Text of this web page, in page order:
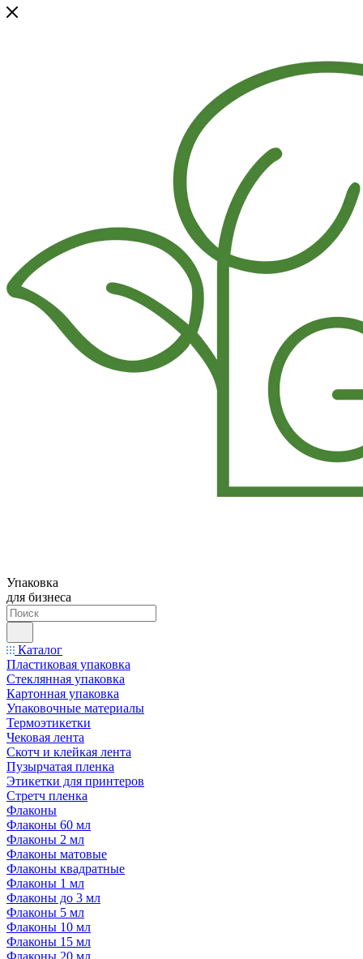
Упаковка
для бизнеса
Каталог
Пластиковая упаковка
Стеклянная упаковка
Картонная упаковка
Упаковочные материалы
Термоэтикетки
Чековая лента
Скотч и клейкая лента
Пузырчатая пленка
Этикетки для принтеров
Стретч пленка
Флаконы
Флаконы 60 мл
Флаконы 2 мл
Флаконы матовые
Флаконы квадратные
Флаконы 1 мл
Флаконы до 3 мл
Флаконы 5 мл
Флаконы 10 мл
Флаконы 15 мл
Флаконы 20 мл